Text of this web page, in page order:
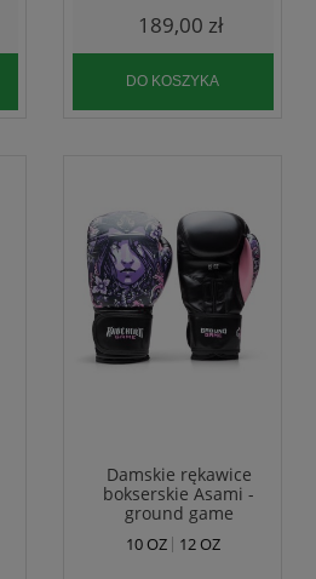
189,00 zł
DO KOSZYKA
Damskie rękawice
bokserskie Asami -
ground game
10 OZ 12 OZ